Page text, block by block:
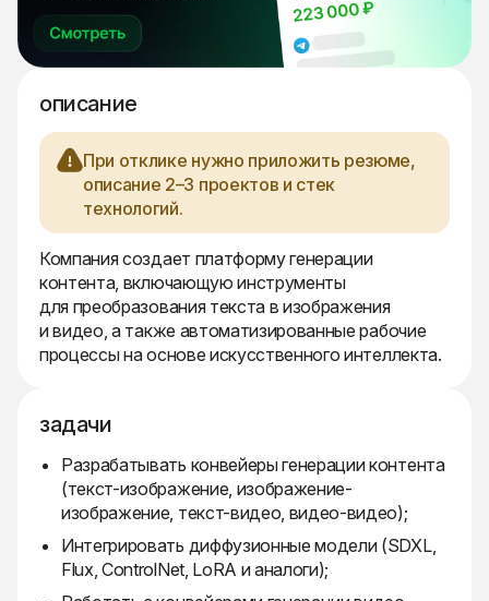
описание
При отклике нужно приложить резюме,
описание 2–3 проектов и стек
технологий.
Компания создает платформу генерации
контента, включающую инструменты
для преобразования текста в изображения
и видео, а также автоматизированные рабочие
процессы на основе искусственного интеллекта.
задачи
Разрабатывать конвейеры генерации контента
(текст-изображение, изображение-
изображение, текст-видео, видео-видео);
Интегрировать диффузионные модели (SDXL,
Flux, ControlNet, LoRA и аналоги);